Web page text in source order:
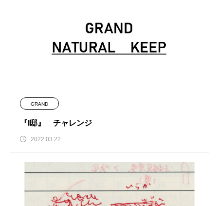
GRAND
『I邸』 チャレンジ
2022.03.22